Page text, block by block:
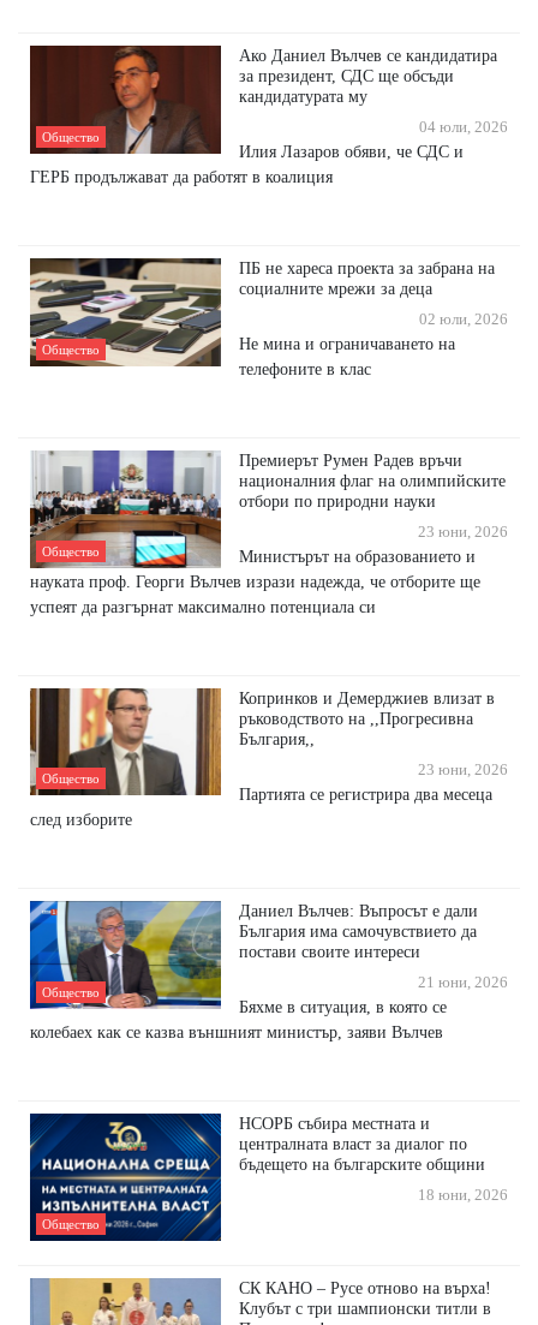
Общество
Ако Даниел Вълчев се кандидатира
за президент, СДС ще обсъди
кандидатурата му
04 юли, 2026
Илия Лазаров обяви, че СДС и
ГЕРБ продължават да работят в коалиция
Общество
ПБ не хареса проекта за забрана на
социалните мрежи за деца
02 юли, 2026
Не мина и ограничаването на
телефоните в клас
Общество
Премиерът Румен Радев връчи
националния флаг на олимпийските
отбори по природни науки
23 юни, 2026
Министърът на образованието и
науката проф. Георги Вълчев изрази надежда, че отборите ще
успеят да разгърнат максимално потенциала си
Общество
Копринков и Демерджиев влизат в
ръководството на ,,Прогресивна
България,,
23 юни, 2026
Партията се регистрира два месеца
след изборите
Общество
Даниел Вълчев: Въпросът е дали
България има самочувствието да
постави своите интереси
21 юни, 2026
Бяхме в ситуация, в която се
колебаех как се казва външният министър, заяви Вълчев
Общество
НСОРБ събира местната и
централната власт за диалог по
бъдещето на българските общини
18 юни, 2026
СК КАНО – Русе отново на върха!
Клубът с три шампионски титли в